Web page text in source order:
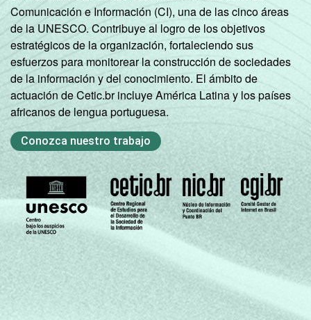
Comunicación e Información (CI), una de las cinco áreas
de la UNESCO. Contribuye al logro de los objetivos
estratégicos de la organización, fortaleciendo sus
esfuerzos para monitorear la construcción de sociedades
de la información y del conocimiento. El ámbito de
actuación de Cetic.br incluye América Latina y los países
africanos de lengua portuguesa.
Conozca nuestro trabajo